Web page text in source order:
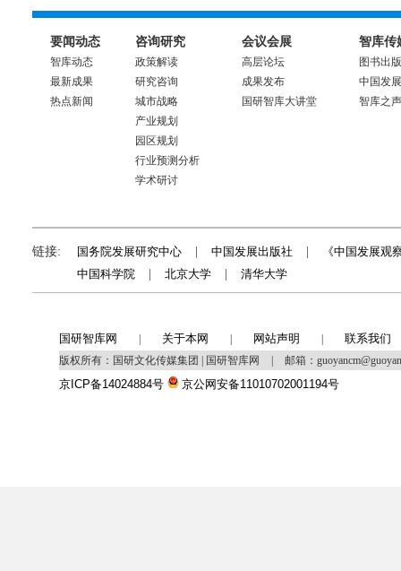
要闻动态
智库动态
最新成果
热点新闻
咨询研究
政策解读
研究咨询
城市战略
产业规划
园区规划
行业预测分析
学术研讨
会议会展
高层论坛
成果发布
国研智库大讲堂
智库传
图书出版
中国发
智库之声
链接: 国务院发展研究中心 中国发展出版社
《中国发展观
中国科学院
北京大学 清华大学
国研智库网 关于本网 网站声明 联系我们
版权所有：国研文化传媒集团 | 国研智库网 邮箱：
京ICP备14024884号 京公网安备11010702001194号